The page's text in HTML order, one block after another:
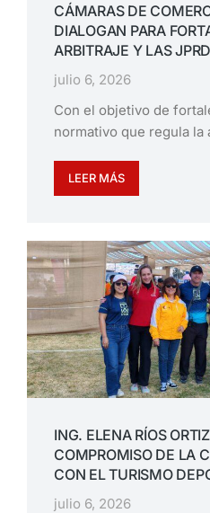
CÁMARAS DE
DIALOGAN PARA
ARBITRAJE Y LAS
julio 6, 2026
Con el objetivo de
normativo que regula
LEER MÁS
ING. ELENA RÍOS
COMPROMISO DE LA
CON EL TURISMO
julio 6, 2026